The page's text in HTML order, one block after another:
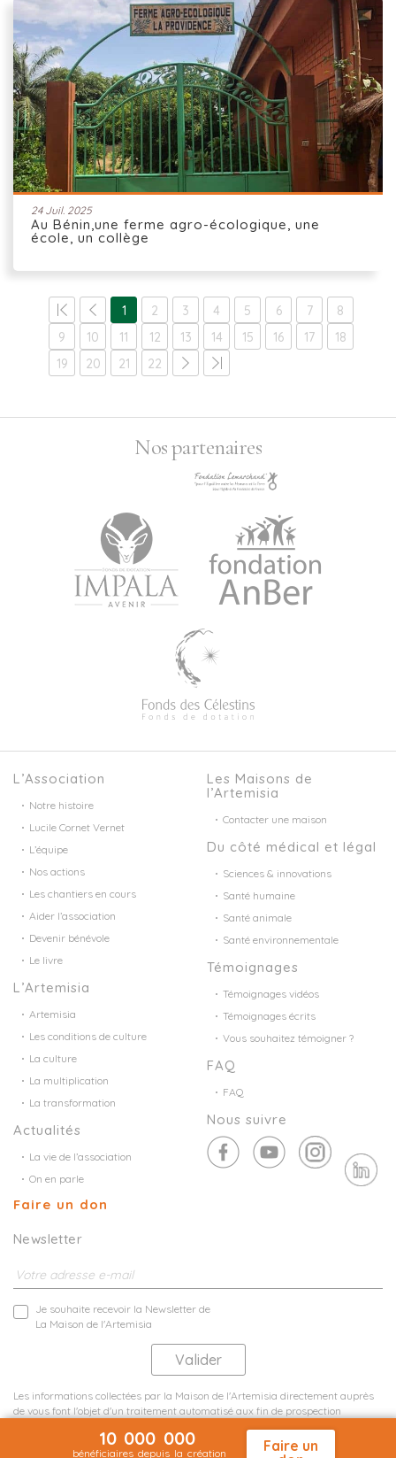
24 Juil. 2025
Au Bénin,une ferme agro-écologique, une
école, un collège
1 2 3 4 5 6 7
8
9
10 11 12 13 14 15 16 17
18
19
20 21 22
Nos partenaires
L’Association
Notre histoire
Lucile Cornet Vernet
L’équipe
Nos actions
Les chantiers en cours
Aider l’association
Devenir bénévole
Le livre
L’Artemisia
Artemisia
Les conditions de culture
La culture
La multiplication
La transformation
Actualités
La vie de l’association
On en parle
Faire un don
Les Maisons de
l’Artemisia
Contacter une maison
Du côté médical et légal
Sciences & innovations
Santé humaine
Santé animale
Santé environnementale
Témoignages
Témoignages vidéos
Témoignages écrits
Vous souhaitez témoigner ?
FAQ
FAQ
Nous suivre
Newsletter
Je souhaite recevoir la Newsletter de
La Maison de l'Artemisia
Les informations collectées par la Maison de l'Artemisia directement auprès
de vous font l'objet d'un traitement automatisé aux fin de prospection
10 000 000
bénéficiaires depuis la création
Faire un